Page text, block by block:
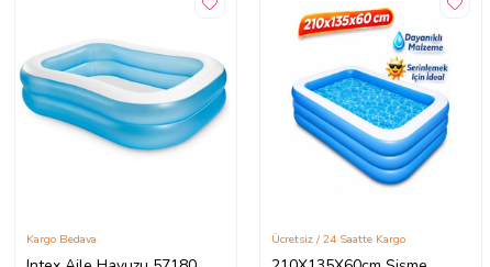
Kargo Bedava Ücretsiz / 24 Saatte Kargo